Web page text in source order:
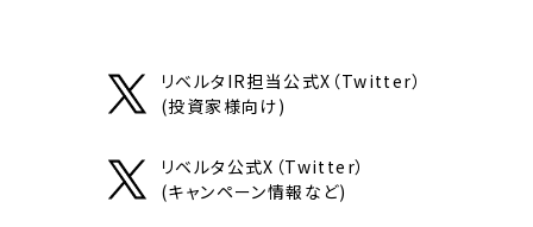
リベルタIR担当公式X（Twitter）
(投資家様向け)
リベルタ公式X（Twitter）
(キャンペーン情報など)